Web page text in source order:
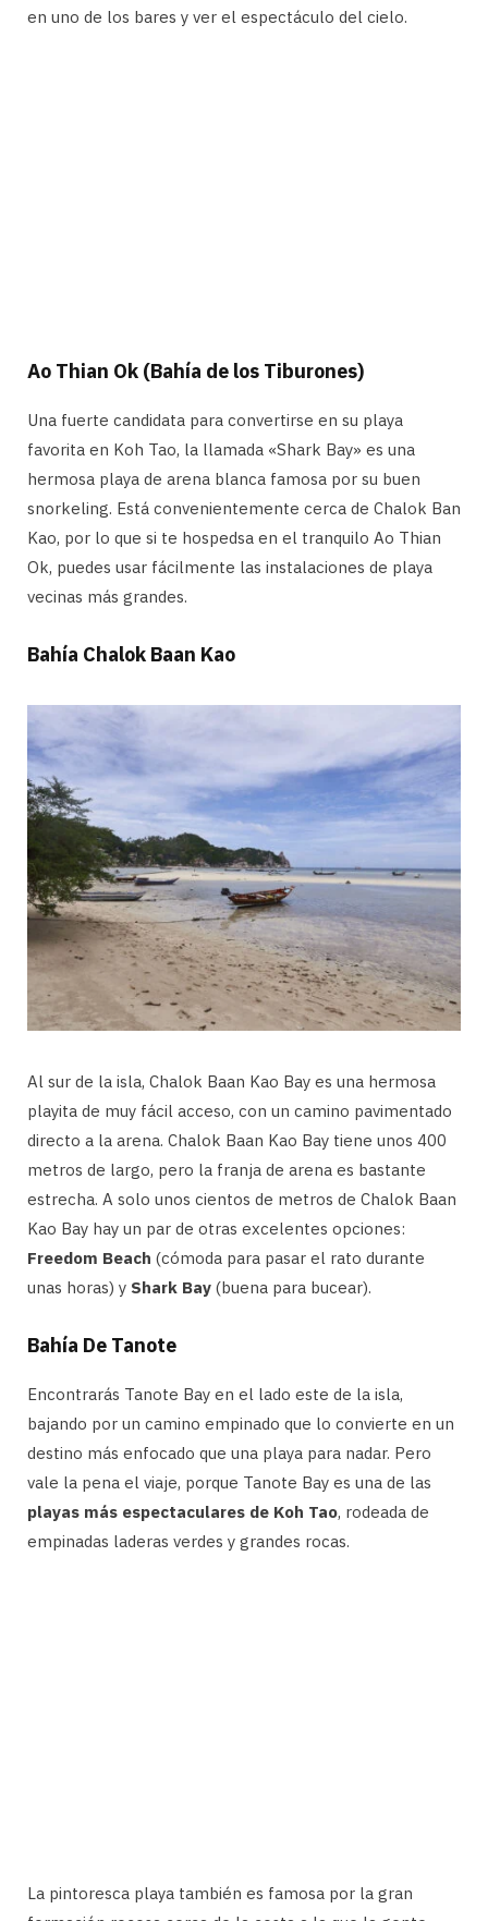
en uno de los bares y ver el espectáculo del cielo.
Ao Thian Ok (Bahía de los Tiburones)
Una fuerte candidata para convertirse en su playa
favorita en Koh Tao, la llamada «Shark Bay» es una
hermosa playa de arena blanca famosa por su buen
snorkeling. Está convenientemente cerca de Chalok Ban
Kao, por lo que si te hospedsa en el tranquilo Ao Thian
Ok, puedes usar fácilmente las instalaciones de playa
vecinas más grandes.
Bahía Chalok Baan Kao
Al sur de la isla, Chalok Baan Kao Bay es una hermosa
playita de muy fácil acceso, con un camino pavimentado
directo a la arena. Chalok Baan Kao Bay tiene unos 400
metros de largo, pero la franja de arena es bastante
estrecha. A solo unos cientos de metros de Chalok Baan
Kao Bay hay un par de otras excelentes opciones:
Freedom Beach (cómoda para pasar el rato durante
unas horas) y Shark Bay (buena para bucear).
Bahía De Tanote
Encontrarás Tanote Bay en el lado este de la isla,
bajando por un camino empinado que lo convierte en un
destino más enfocado que una playa para nadar. Pero
vale la pena el viaje, porque Tanote Bay es una de las
playas más espectaculares de Koh Tao, rodeada de
empinadas laderas verdes y grandes rocas.
La pintoresca playa también es famosa por la gran